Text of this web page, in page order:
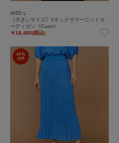
INED L
《大きいサイズ》Vネックサマーニットカ
ーディガン《Cuoo》
￥18,480(税込)
60%
OFF